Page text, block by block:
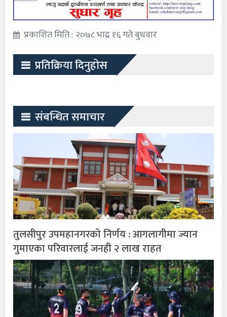
प्रकाशित मिति : २०७८ भाद्र १६ गते बुधवार
प्रतिक्रिया दिनुहोस
संबन्धित समाचार
तुलसीपुर उपमहानगरको निर्णय : आगलागीमा ज्यान
गुमाएका परिवारलाई जनही २ लाख राहत